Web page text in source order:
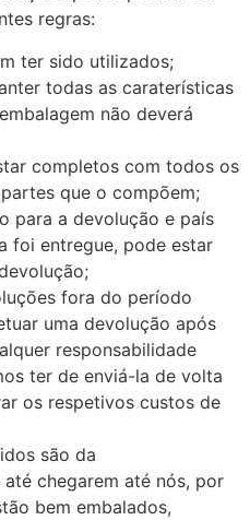
regras:
ter sido utilizados;
todas as caraterísticas
não deverá
completos com todos os
que o compõem;
para a devolução e país
foi entregue, pode estar
fora do período
uma devolução após
responsabilidade
ter de enviá-la de volta
os respetivos custos de
são da
chegarem até nós, por
bem embalados,